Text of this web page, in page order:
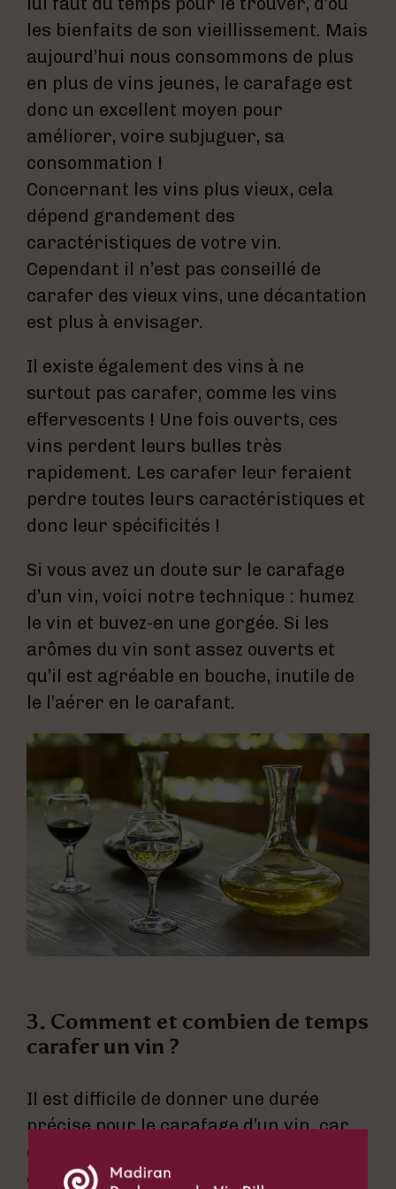
les bienfaits de son vieillissement. Mais
aujourd’hui nous consommons de plus
en plus de vins jeunes, le carafage est
donc un excellent moyen pour
améliorer, voire subjuguer, sa
consommation !
Concernant les vins plus vieux, cela
dépend grandement des
caractéristiques de votre vin.
Cependant il n’est pas conseillé de
carafer des vieux vins, une décantation
est plus à envisager.
Il existe également des vins à ne
surtout pas carafer, comme les vins
effervescents ! Une fois ouverts, ces
vins perdent leurs bulles très
rapidement. Les carafer leur feraient
perdre toutes leurs caractéristiques et
donc leur spécificités !
Si vous avez un doute sur le carafage
d’un vin, voici notre technique : humez
le vin et buvez-en une gorgée. Si les
arômes du vin sont assez ouverts et
qu’il est agréable en bouche, inutile de
le l’aérer en le carafant.
3. Comment et combien de temps
carafer un vin ?
Il est difficile de donner une durée
précise pour le carafage d’un vin, car
cela peut dépendre de ses
caractéristiques. Cependant une